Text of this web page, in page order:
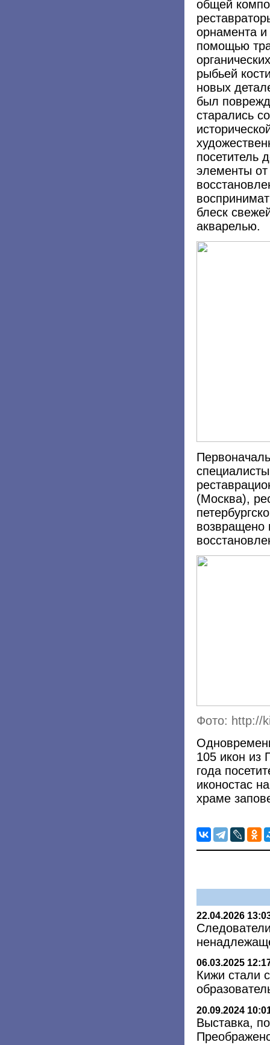
общей
орнамента и
помощью
рыбьей
новых
был
старались
посетитель
элементы от
блеск
акварелью.
(Москва),
возвращено
Фото: http://
105 икон из
года
иконостас
храме
22.04.2026
06.03.2025
Кижи стали
20.09.2024
Выставка,